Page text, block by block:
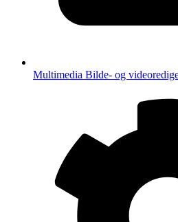
Multimedia Bilde- og